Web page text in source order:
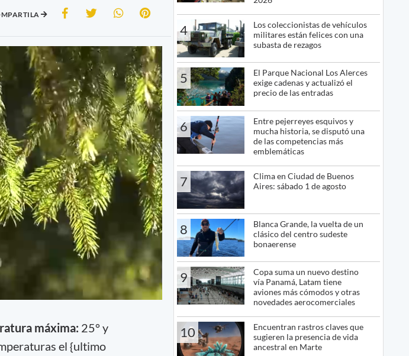
máxima: 25° y
el {ultimo
4
Los coleccionistas de vehículos
militares están felices con una
subasta de rezagos
5
El Parque Nacional Los Alerces
exige cadenas y actualizó el
precio de las entradas
6
Entre pejerreyes esquivos y
mucha historia, se disputó una
de las competencias más
emblemáticas
7
Clima en Ciudad de Buenos
Aires: sábado 1 de agosto
8
Blanca Grande, la vuelta de un
clásico del centro sudeste
bonaerense
9
Copa suma un nuevo destino
vía Panamá, Latam tiene
aviones más cómodos y otras
novedades aerocomerciales
10
Encuentran rastros claves que
sugieren la presencia de vida
ancestral en Marte